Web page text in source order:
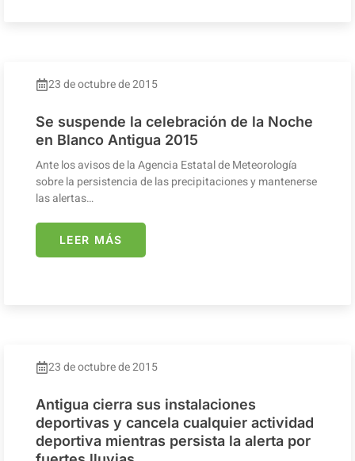
23 de octubre de 2015
Se suspende la celebración de la Noche
en Blanco Antigua 2015
Ante los avisos de la Agencia Estatal de Meteorología
sobre la persistencia de las precipitaciones y mantenerse
las alertas…
LEER MÁS
23 de octubre de 2015
Antigua cierra sus instalaciones
deportivas y cancela cualquier actividad
deportiva mientras persista la alerta por